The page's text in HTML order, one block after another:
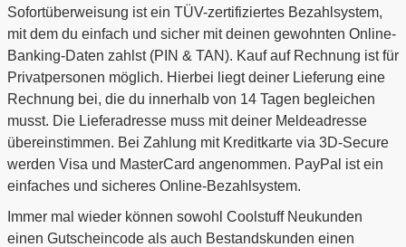
Sofortüberweisung ist ein TÜV-zertifiziertes Bezahlsystem,
mit dem du einfach und sicher mit deinen gewohnten Online-
Banking-Daten zahlst (PIN & TAN). Kauf auf Rechnung ist für
Privatpersonen möglich. Hierbei liegt deiner Lieferung eine
Rechnung bei, die du innerhalb von 14 Tagen begleichen
musst. Die Lieferadresse muss mit deiner Meldeadresse
übereinstimmen. Bei Zahlung mit Kreditkarte via 3D-Secure
werden Visa und MasterCard angenommen. PayPal ist ein
einfaches und sicheres Online-Bezahlsystem.
Immer mal wieder können sowohl Coolstuff Neukunden
einen Gutscheincode als auch Bestandskunden einen